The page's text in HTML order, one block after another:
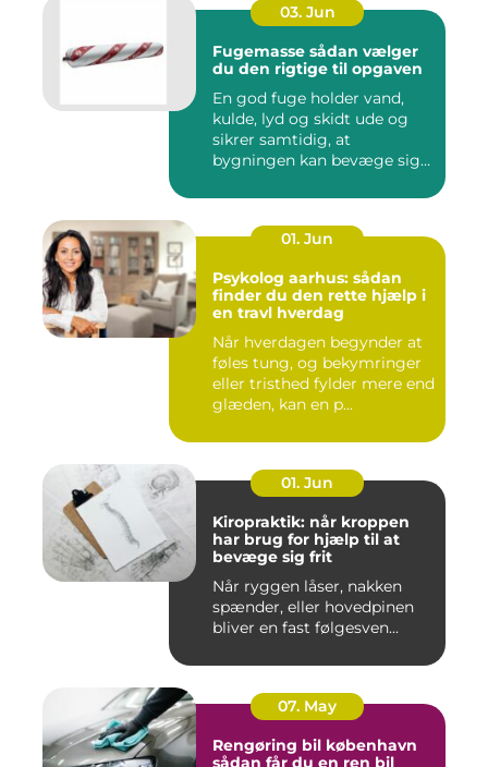
03. Jun
Fugemasse sådan vælger
du den rigtige til opgaven
En god fuge holder vand,
kulde, lyd og skidt ude og
sikrer samtidig, at
bygningen kan bevæge sig
01. Jun
Psykolog aarhus: sådan
finder du den rette hjælp i
en travl hverdag
Når hverdagen begynder at
føles tung, og bekymringer
eller tristhed fylder mere end
glæden, kan en p...
01. Jun
Kiropraktik: når kroppen
har brug for hjælp til at
bevæge sig frit
Når ryggen låser, nakken
spænder, eller hovedpinen
bliver en fast følgesven...
07. May
Rengøring bil københavn
sådan får du en ren bil